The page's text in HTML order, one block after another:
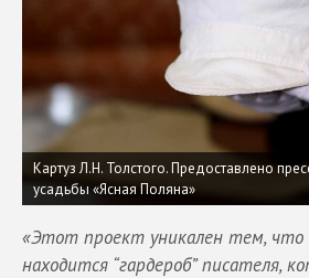
Картуз Л.Н. Толстого. Предоставлено
усадьбы «Ясная Поляна»
«Этот проект уникален тем, что
находится “гардероб” писателя,